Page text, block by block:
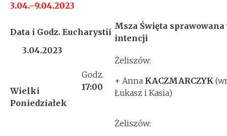
3.04.–9.04.2023
Data i Godz. Eucharystii
Msza Święta sprawowana
intencji
3.04.2023
Wielki
Poniedziałek
Godz.
17:00
Żeliszów:
+ Anna KACZMARCZYK
Łukasz i Kasia)
Żeliszów: